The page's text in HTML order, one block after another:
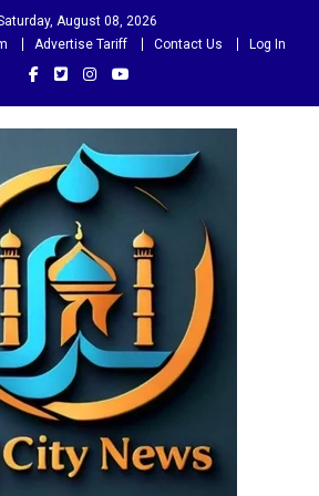
August 08, 2026
Advertise Tariff Contact Us Log In